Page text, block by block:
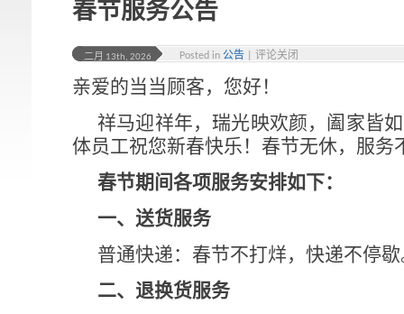
春节服务公告
二月 13th, 2026 Posted in 公告 评论关闭
亲爱的当当顾客，您好！
祥马迎祥年，瑞光映欢颜，阖家皆
体员工祝您新春快乐！春节无休，服务
春节期间各项服务安排如下：
一、送货服务
普通快递：春节不打烊，快递不停
二、退换货服务